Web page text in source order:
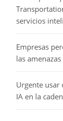
servicios
Empresas
las
Urgente usar
IA en la